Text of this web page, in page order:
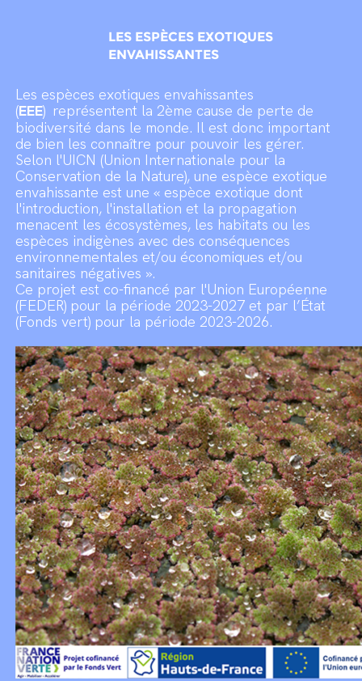
LES ESPÈCES EXOTIQUES
ENVAHISSANTES
Les espèces exotiques envahissantes
(EEE) représentent la 2ème cause de perte de
biodiversité dans le monde. Il est donc important
de bien les connaître pour pouvoir les gérer.
Selon l'UICN (Union Internationale pour la
Conservation de la Nature), une espèce exotique
envahissante est une « espèce exotique dont
l'introduction, l'installation et la propagation
menacent les écosystèmes, les habitats ou les
espèces indigènes avec des conséquences
environnementales et/ou économiques et/ou
sanitaires négatives ».
Ce projet est co-financé par l'Union Européenne
(FEDER) pour la période 2023-2027 et par l’État
(Fonds vert) pour la période 2023-2026.